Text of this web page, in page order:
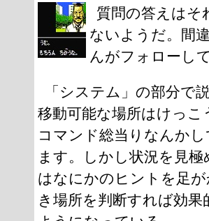
質問の答えはそ
ないようだ。間
んがフォローし
「システム」の部分で
移動可能な場所はけっこ
コマンド総当りなんか
ます。しかし状況を見
はなにかのヒントを足
き場所を判断すれば効果